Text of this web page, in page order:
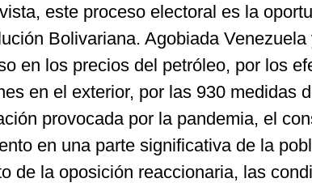
este proceso electoral es la
Bolivariana. Agobiada Venezuela
en los precios del petróleo, por los
en el exterior, por las 930 medidas
provocada por la pandemia, el
en una parte significativa de la
de la oposición reaccionaria, las